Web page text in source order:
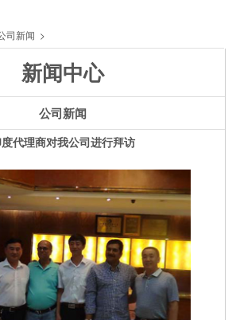
司新闻 >
新闻中心
公司新闻
代理商对我公司进行拜访